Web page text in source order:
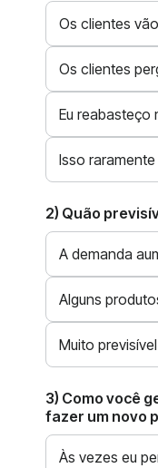
Os clientes
Os clientes
Eu reabasteço
Isso
2) Quão
A demanda
Alguns
Muito previsível
3) Como você
fazer um novo
Às vezes eu